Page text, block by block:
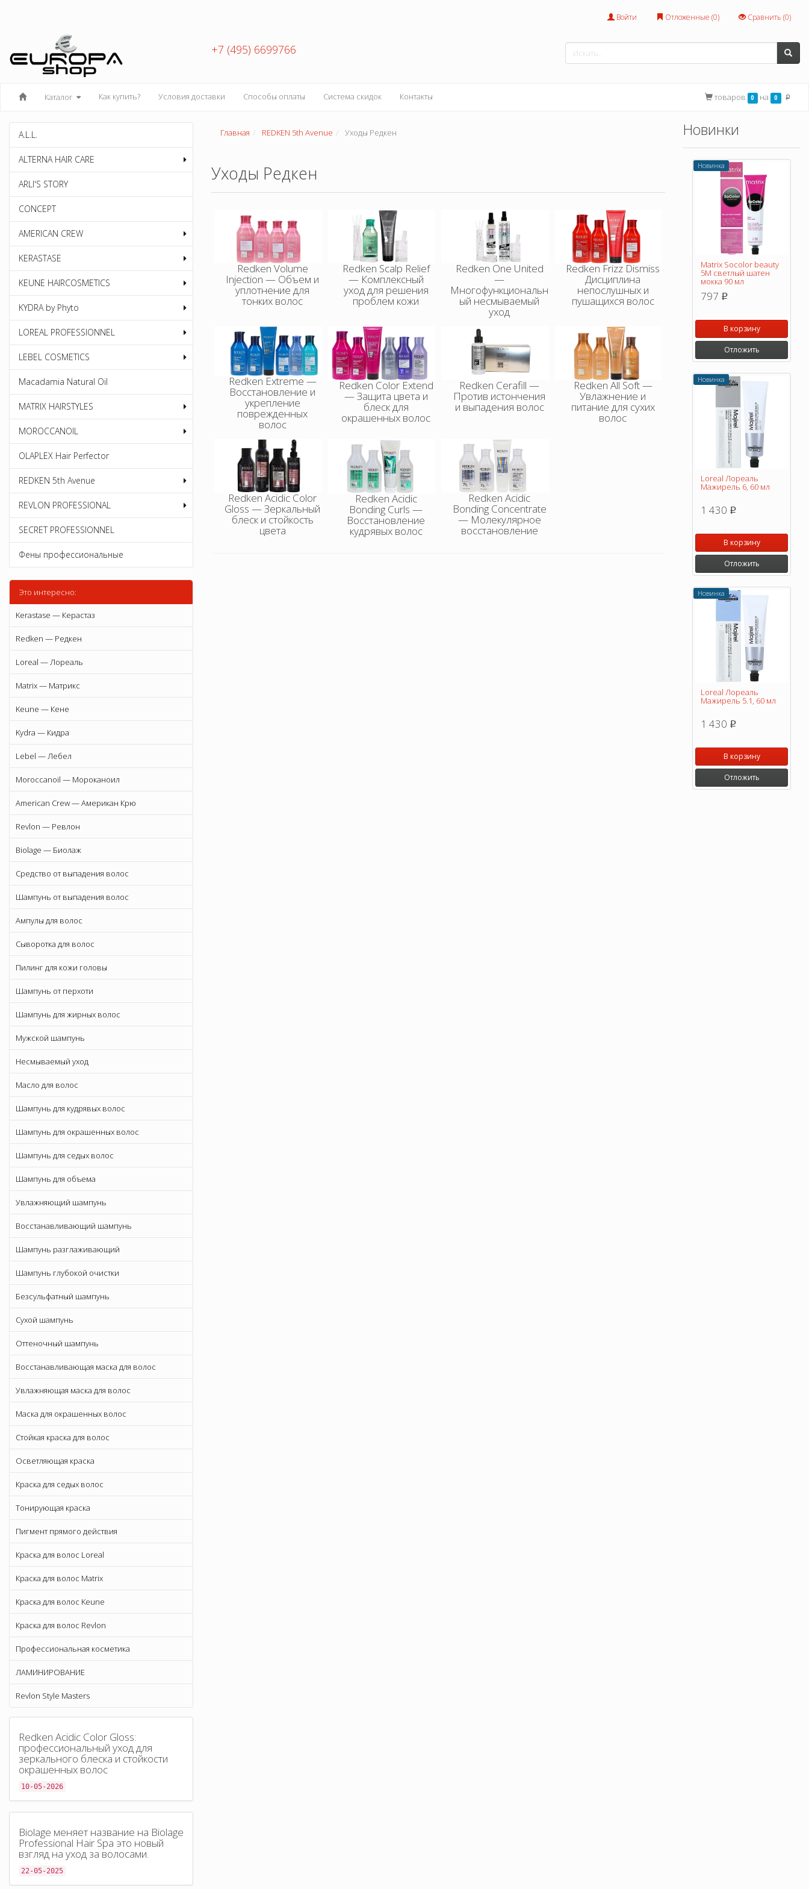
Войти Отложенные (0) Сравнить (0)
+7 (495) 6699766
Каталог Как купить? Условия доставки Способы оплаты Система скидок Контакты товаров 0 на 0 p
A.L.L.
ALTERNA HAIR CARE
ARLI'S STORY
CONCEPT
AMERICAN CREW
KERASTASE
KEUNE HAIRCOSMETICS
KYDRA by Phyto
LOREAL PROFESSIONNEL
LEBEL COSMETICS
Macadamia Natural Oil
MATRIX HAIRSTYLES
MOROCCANOIL
OLAPLEX Hair Perfector
REDKEN 5th Avenue
REVLON PROFESSIONAL
SECRET PROFESSIONNEL
Фены профессиональные
Это интересно:
Kerastase — Керастаз
Redken — Редкен
Loreal — Лореаль
Matrix — Матрикс
Keune — Кене
Kydra — Кидра
Lebel — Лебел
Moroccanoil — Мороканоил
American Crew — Американ Крю
Revlon — Ревлон
Biolage — Биолаж
Средство от выпадения волос
Шампунь от выпадения волос
Ампулы для волос
Сыворотка для волос
Пилинг для кожи головы
Шампунь от перхоти
Шампунь для жирных волос
Мужской шампунь
Несмываемый уход
Масло для волос
Шампунь для кудрявых волос
Шампунь для окрашенных волос
Шампунь для седых волос
Шампунь для объема
Увлажняющий шампунь
Восстанавливающий шампунь
Шампунь разглаживающий
Шампунь глубокой очистки
Безсульфатный шампунь
Сухой шампунь
Оттеночный шампунь
Восстанавливающая маска для волос
Увлажняющая маска для волос
Маска для окрашенных волос
Стойкая краска для волос
Осветляющая краска
Краска для седых волос
Тонирующая краска
Пигмент прямого действия
Краска для волос Loreal
Краска для волос Matrix
Краска для волос Keune
Краска для волос Revlon
Профессиональная косметика
ЛАМИНИРОВАНИЕ
Revlon Style Masters
Redken Acidic Color Gloss:
профессиональный уход для
зеркального блеска и стойкости
окрашенных волос
10-05-2026
Biolage меняет название на Biolage
Professional Hair Spa это новый
взгляд на уход за волосами.
22-05-2025
Главная REDKEN 5th Avenue Уходы Редкен
Уходы Редкен
Redken Volume
Injection — Объем и
уплотнение для
тонких волос
Redken Scalp Relief
— Комплексный
уход для решения
проблем кожи
Redken One United
—
Многофункциональн
ый несмываемый
уход
Redken Frizz Dismiss
Дисциплина
непослушных и
пушащихся волос
Redken Extreme —
Восстановление и
укрепление
поврежденных
волос
Redken Color Extend
— Защита цвета и
блеск для
окрашенных волос
Redken Cerafill —
Против истончения
и выпадения волос
Redken All Soft —
Увлажнение и
питание для сухих
волос
Redken Acidic Color
Gloss — Зеркальный
блеск и стойкость
цвета
Redken Acidic
Bonding Curls —
Восстановление
кудрявых волос
Redken Acidic
Bonding Concentrate
— Молекулярное
восстановление
Новинки
Новинка
Matrix Socolor beauty
5M светлый шатен
мокка 90 мл
797 p
В корзину
Отложить
Новинка
Loreal Лореаль
Мажирель 6, 60 мл
1 430 p
В корзину
Отложить
Новинка
Loreal Лореаль
Мажирель 5.1, 60 мл
1 430 p
В корзину
Отложить